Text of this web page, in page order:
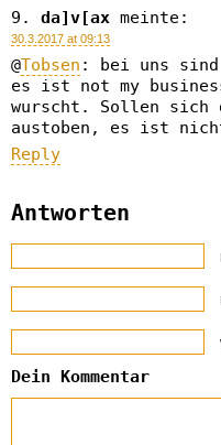
da]v[ax meinte:
30.3.2017 at 09:13
@Tobsen : bei uns sind
es ist not my
wurscht. Sollen sich
austoben, es ist
Reply
Antworten
Dein Kommentar